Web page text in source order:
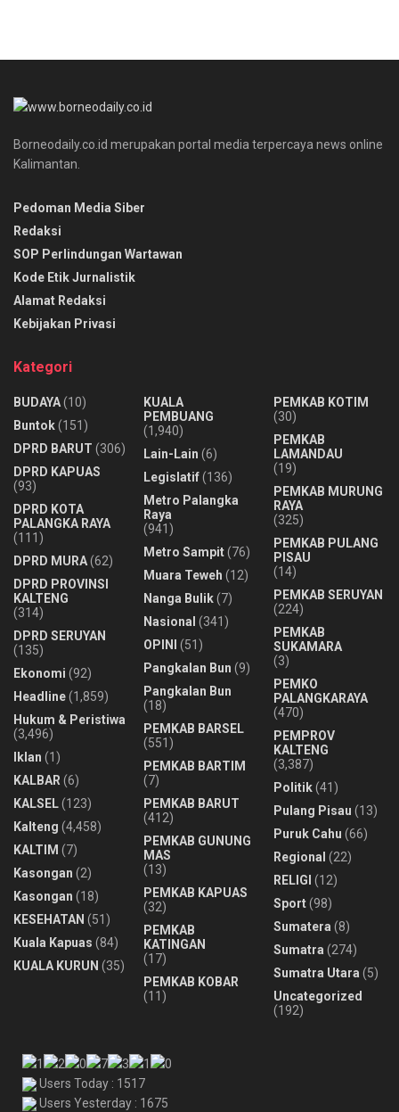
Borneodaily.co.id merupakan portal media terpercaya news online
Kalimantan.
Pedoman Media Siber
Redaksi
SOP Perlindungan Wartawan
Kode Etik Jurnalistik
Alamat Redaksi
Kebijakan Privasi
Kategori
BUDAYA(10)
Buntok(151)
DPRD BARUT (306)
DPRD KAPUAS
(93)
DPRD KOTA
PALANGKA RAYA
(111)
DPRD MURA(62)
DPRD PROVINSI
KALTENG
(314)
DPRD SERUYAN
(135)
Ekonomi (92)
Headline(1,859)
Hukum & Peristiwa
(3,496)
Iklan (1)
KALBAR (6)
KALSEL(123)
Kalteng (4,458)
KALTIM (7)
Kasongan (2)
Kasongan (18)
KESEHATAN (51)
Kuala Kapuas (84)
KUALA KURUN (35)
KUALA
PEMBUANG
(1,940)
Lain-Lain (6)
Legislatif(136)
Metro Palangka
Raya
(941)
Metro Sampit(76)
Muara Teweh (12)
Nanga Bulik(7)
Nasional (341)
OPINI
(51)
Pangkalan Bun (9)
Pangkalan Bun
(18)
PEMKAB BARSEL
(551)
PEMKAB BARTIM
(7)
PEMKAB BARUT
(412)
PEMKAB GUNUNG
MAS
(13)
PEMKAB KAPUAS
(32)
PEMKAB
KATINGAN
(17)
PEMKAB KOBAR
(11)
PEMKAB KOTIM
(30)
PEMKAB
LAMANDAU
(19)
PEMKAB MURUNG
RAYA
(325)
PEMKAB PULANG
PISAU
(14)
PEMKAB SERUYAN
(224)
PEMKAB
SUKAMARA
(3)
PEMKO
PALANGKARAYA
(470)
PEMPROV
KALTENG
(3,387)
Politik(41)
Pulang Pisau (13)
Puruk Cahu (66)
Regional (22)
RELIGI (12)
Sport(98)
Sumatera (8)
Sumatra (274)
Sumatra Utara (5)
Uncategorized
(192)
Users Today : 1517
Users Yesterday : 1675